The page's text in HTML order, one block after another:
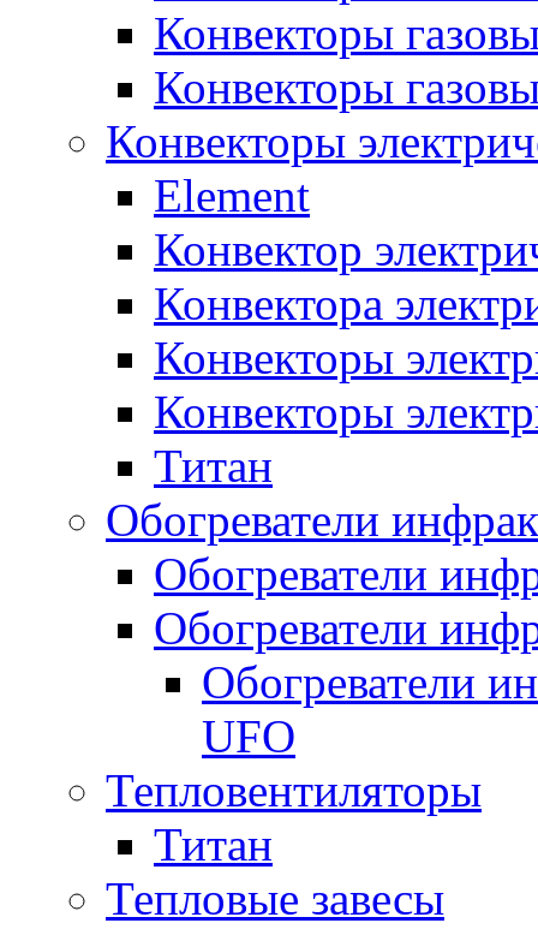
Конвекторы
Конвекторы
Конвекторы
Element
Конвектор
Конвектора
Конвекторы
Конвекторы
Титан
Обогреватели
Обогреватели
Обогреватели
Обогреватели
UFO
Тепловентиляторы
Титан
Тепловые завесы